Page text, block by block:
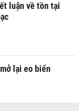
luận về tồn tại
lại eo biển